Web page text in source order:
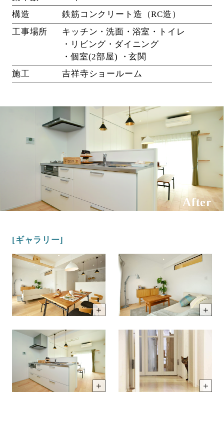
構造
鉄筋コンクリート造（RC造）
工事場所
キッチン 洗面 浴室
トイレ
リビング
ダイニング
個室(2部屋)
玄関
施工
吉祥寺ショールーム
After
[ギャラリー]